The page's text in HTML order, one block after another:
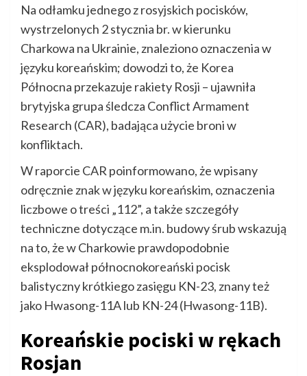
Na odłamku jednego z rosyjskich pocisków,
wystrzelonych 2 stycznia br. w kierunku
Charkowa na Ukrainie, znaleziono oznaczenia w
języku koreańskim; dowodzi to, że Korea
Północna przekazuje rakiety Rosji – ujawniła
brytyjska grupa śledcza Conflict Armament
Research (CAR), badająca użycie broni w
konfliktach.
W raporcie CAR poinformowano, że wpisany
odręcznie znak w języku koreańskim, oznaczenia
liczbowe o treści „112”, a także szczegóły
techniczne dotyczące m.in. budowy śrub wskazują
na to, że w Charkowie prawdopodobnie
eksplodował północnokoreański pocisk
balistyczny krótkiego zasięgu KN-23, znany też
jako Hwasong-11A lub KN-24 (Hwasong-11B).
Koreańskie pociski w rękach
Rosjan